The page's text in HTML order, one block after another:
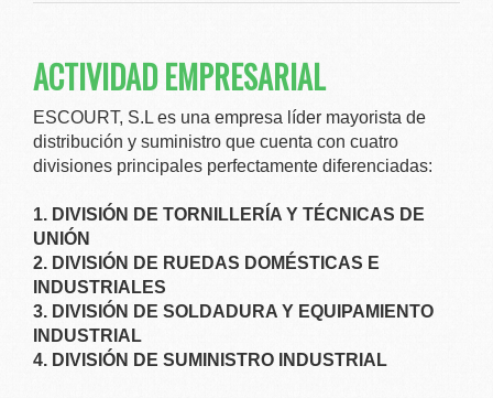
ACTIVIDAD EMPRESARIAL
ESCOURT, S.L es una empresa líder mayorista de
distribución y suministro que cuenta con cuatro
divisiones principales perfectamente diferenciadas:
1. DIVISIÓN DE TORNILLERÍA Y TÉCNICAS DE
UNIÓN
2. DIVISIÓN DE RUEDAS DOMÉSTICAS E
INDUSTRIALES
3. DIVISIÓN DE SOLDADURA Y EQUIPAMIENTO
INDUSTRIAL
4. DIVISIÓN DE SUMINISTRO INDUSTRIAL